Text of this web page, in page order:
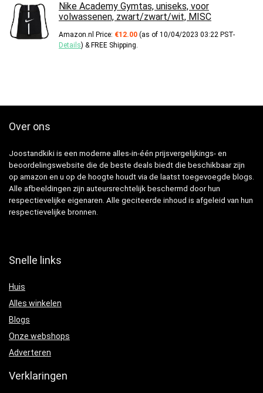
Nike Academy Gymtas, uniseks, voor
volwassenen, zwart/zwart/wit, MISC
Amazon.nl Price: €12.00 (as of 10/04/2023 03:22 PST-
Details) & FREE Shipping.
Over ons
Joostandkiki is een moderne alles-in-één prijsvergelijkings- en
beoordelingswebsite die de beste deals biedt die beschikbaar zijn
op amazon en u op de hoogte houdt via de laatst toegevoegde blogs.
Alle afbeeldingen zijn auteursrechtelijk beschermd door hun
respectievelijke eigenaren. Alle geciteerde inhoud is afgeleid van hun
respectievelijke bronnen.
Snelle links
Huis
Alles winkelen
Blogs
Onze webshops
Adverteren
Verklaringen